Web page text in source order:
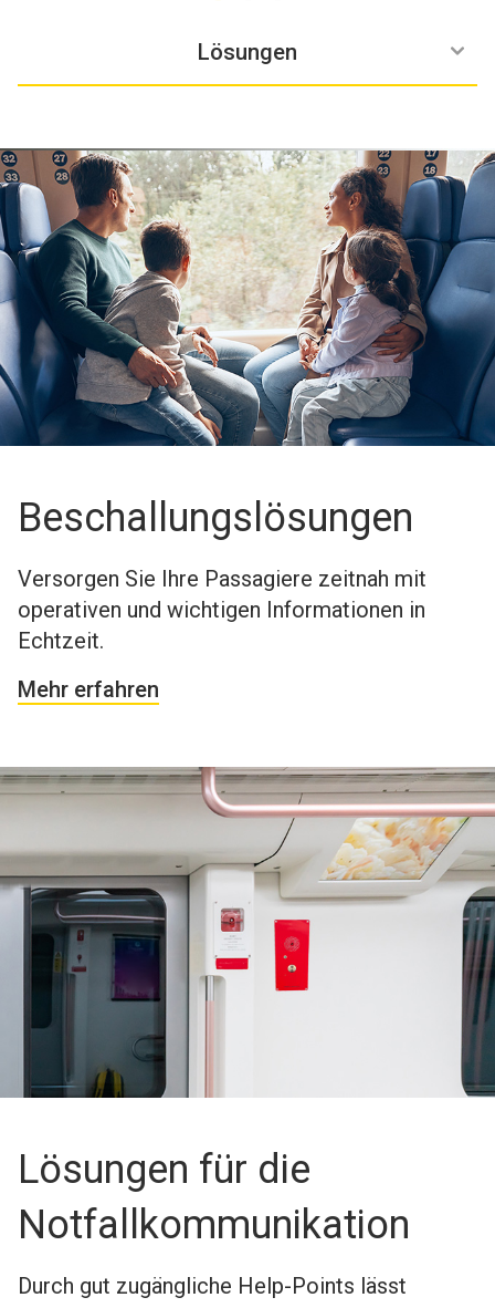
Lösungen
Warum Zenitel
Empfohlene Produkte
Leistungen
Beschallungslösungen
Versorgen Sie Ihre Passagiere zeitnah mit
operativen und wichtigen Informationen in
Echtzeit.
Mehr erfahren
Lösungen für die
Notfallkommunikation
Durch gut zugängliche Help-Points lässt